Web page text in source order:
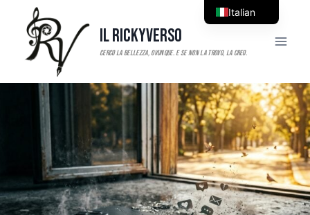
contenuto
Il RickyVerso
Italian